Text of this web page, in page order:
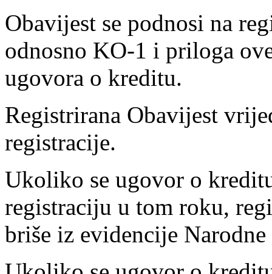
Obavijest se podnosi na
odnosno KO-1 i priloga
ugovora o kreditu.
Registrirana Obavijest
registracije.
Ukoliko se ugovor o
registraciju u tom roku,
briše iz evidencije